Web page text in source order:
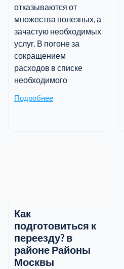
отказываются от
множества полезных, а
зачастую необходимых
услуг. В погоне за
сокращением
расходов в списке
необходимого
Подробнее
Как
подготовиться к
переезду? в
районе Районы
Москвы